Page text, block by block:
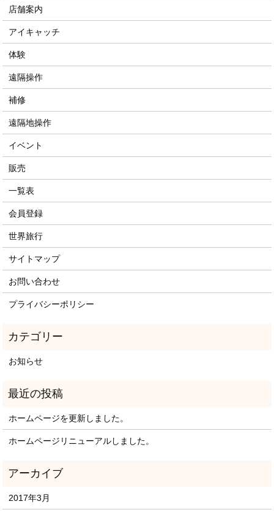
店舗案内
アイキャッチ
体験
遠隔操作
補修
遠隔地操作
イベント
販売
一覧表
会員登録
世界旅行
サイトマップ
お問い合わせ
プライバシーポリシー
お知らせ
ホームページを更新しました。
ホームページリニューアルしました。
2017年3月